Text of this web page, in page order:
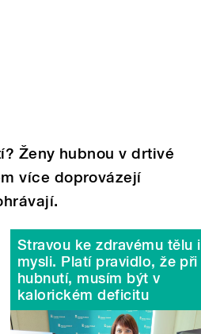
Ženy hubnou v drtivé
více doprovázejí
Stravou ke zdravému tělu i
mysli. Platí pravidlo, že při
hubnutí, musím být v
kalorickém deficitu